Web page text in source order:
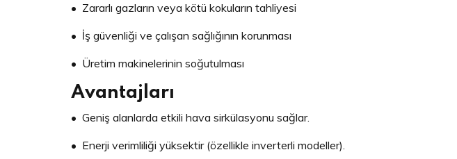
• Zararlı gazların veya kötü kokuların tahliyesi
• İş güvenliği ve çalışan sağlığının korunması
• Üretim makinelerinin soğutulması
Avantajları
• Geniş alanlarda etkili hava sirkülasyonu sağlar.
• Enerji verimliliği yüksektir (özellikle inverterli modeller).